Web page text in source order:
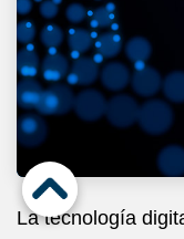
La tecnología